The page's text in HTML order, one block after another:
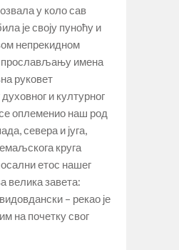
у коло сав
је своју пуноћу и
непрекидном
имена
руковет
и културног
оплеменио наш род
севера и југа,
круга
етос нашег
велика завета:
– рекао је
на почетку свог